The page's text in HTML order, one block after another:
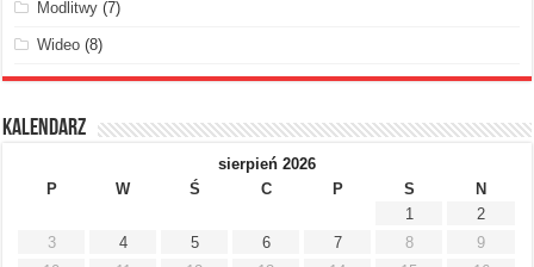
Modlitwy (7)
Wideo (8)
Kalendarz
sierpień 2026
P
W Ś C P S
N
1
2
3
4 5 6 7 8
9